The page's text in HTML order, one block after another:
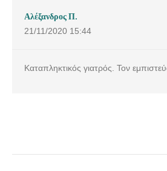
Αλέξανδρος Π.
21/11/2020 15:44
Καταπληκτικός γιατρός. Τον